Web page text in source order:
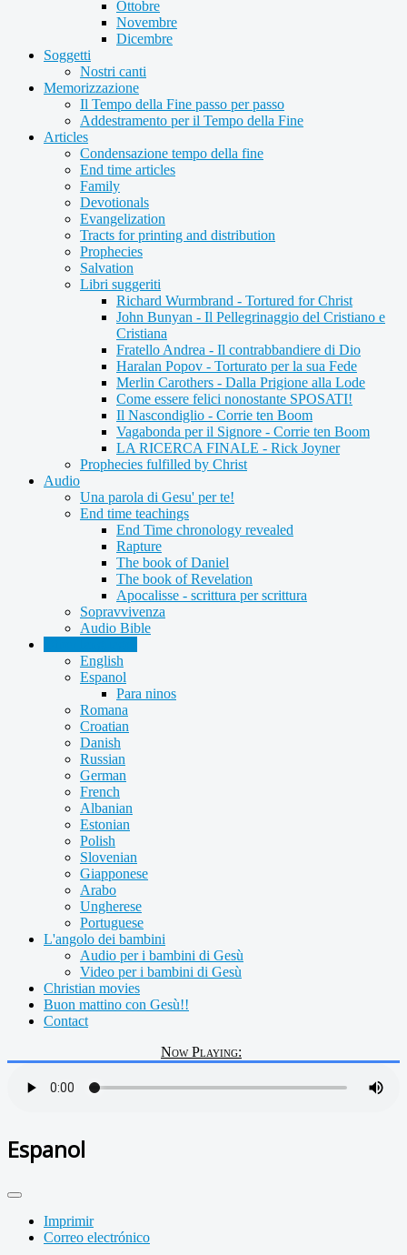
Ottobre
Novembre
Dicembre
Soggetti
Nostri canti
Memorizzazione
Il Tempo della Fine passo per passo
Addestramento per il Tempo della Fine
Articles
Condensazione tempo della fine
End time articles
Family
Devotionals
Evangelization
Tracts for printing and distribution
Prophecies
Salvation
Libri suggeriti
Richard Wurmbrand - Tortured for Christ
John Bunyan - Il Pellegrinaggio del Cristiano e
Cristiana
Fratello Andrea - Il contrabbandiere di Dio
Haralan Popov - Torturato per la sua Fede
Merlin Carothers - Dalla Prigione alla Lode
Come essere felici nonostante SPOSATI!
Il Nascondiglio - Corrie ten Boom
Vagabonda per il Signore - Corrie ten Boom
LA RICERCA FINALE - Rick Joyner
Prophecies fulfilled by Christ
Audio
Una parola di Gesu' per te!
End time teachings
End Time chronology revealed
Rapture
The book of Daniel
The book of Revelation
Apocalisse - scrittura per scrittura
Sopravvivenza
Audio Bible
English
Espanol
Para ninos
Romana
Croatian
Danish
Russian
German
French
Albanian
Estonian
Polish
Slovenian
Giapponese
Arabo
Ungherese
Portuguese
L'angolo dei bambini
Audio per i bambini di Gesù
Video per i bambini di Gesù
Christian movies
Buon mattino con Gesù!!
Contact
Now Playing:
Espanol
Imprimir
Correo electrónico